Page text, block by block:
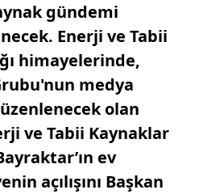
gündemi
Enerji ve Tabii
himayelerinde,
medya
olan
ve Tabii Kaynaklar
ev
açılışını Başkan